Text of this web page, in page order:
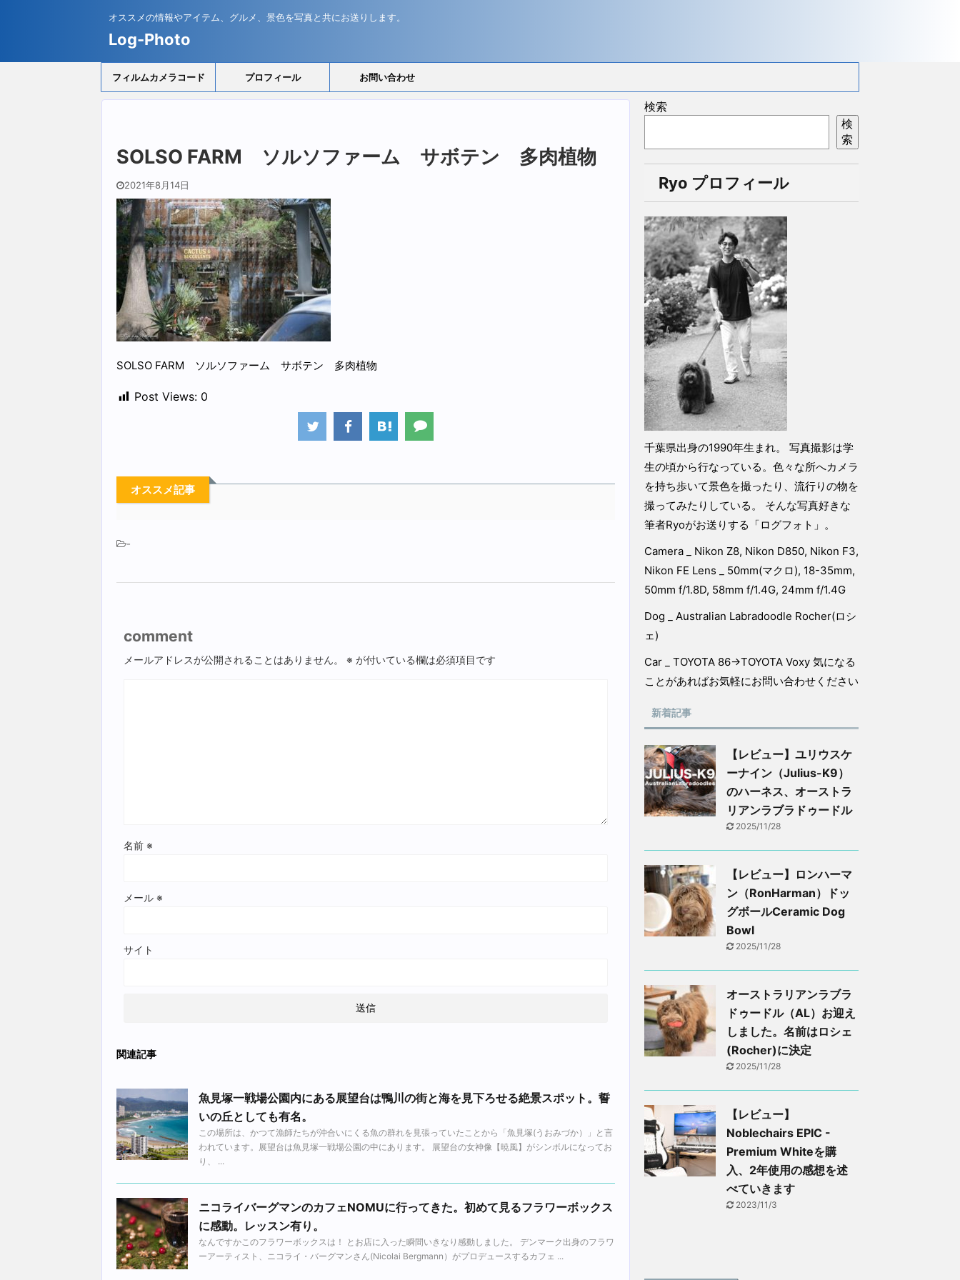
オススメの情報やアイテム、グルメ、景色を写真と共にお送りします。
Log-Photo
フィルムカメラコード プロフィール お問い合わせ
SOLSO FARM ソルソファーム サボテン 多肉植物
2021年8月14日
SOLSO FARM ソルソファーム サボテン 多肉植物
Post Views: 0
オススメ記事
-
comment
メールアドレスが公開されることはありません。 ※ が付いている欄は必須項目です
名前 ※
メール ※
サイト
関連記事
魚見塚一戦場公園内にある展望台は鴨川の街と海を見下ろせる絶景スポット。誓
いの丘としても有名。
この場所は、かつて漁師たちが沖合いにくる魚の群れを見張っていたことから「魚見塚(うおみづか）」と言
われています。展望台は魚見塚一戦場公園の中にあります。 展望台の女神像【暁風】がシンボルになってお
り、 ...
ニコライバーグマンのカフェNOMUに行ってきた。初めて見るフラワーボックス
に感動。レッスン有り。
なんですかこのフラワーボックスは！ とお店に入った瞬間いきなり感動しました。 デンマーク出身のフラワ
ーアーティスト、ニコライ・バーグマンさん(Nicolai Bergmann）がプロデュースするカフェ ...
検索
検
索
Ryo プロフィール
千葉県出身の1990年生まれ。 写真撮影は学
生の頃から行なっている。色々な所へカメラ
を持ち歩いて景色を撮ったり、流行りの物を
撮ってみたりしている。 そんな写真好きな
筆者Ryoがお送りする「ログフォト」。
Camera _ Nikon Z8, Nikon D850, Nikon F3,
Nikon FE Lens _ 50mm(マクロ), 18-35mm,
50mm f/1.8D, 58mm f/1.4G, 24mm f/1.4G
Dog _ Australian Labradoodle Rocher(ロシ
ェ)
Car _ TOYOTA 86→TOYOTA Voxy 気になる
ことがあればお気軽にお問い合わせください
新着記事
【レビュー】ユリウスケ
ーナイン（Julius-K9）
のハーネス、オーストラ
リアンラブラドゥードル
2025/11/28
【レビュー】ロンハーマ
ン（RonHarman）ドッ
グボールCeramic Dog
Bowl
2025/11/28
オーストラリアンラブラ
ドゥードル（AL）お迎え
しました。名前はロシェ
(Rocher)に決定
2025/11/28
【レビュー】
Noblechairs EPIC -
Premium Whiteを購
入、2年使用の感想を述
べていきます
2023/11/3